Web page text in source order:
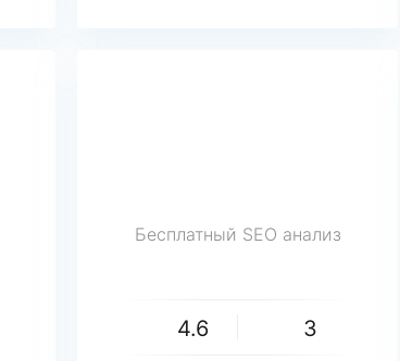
Бесплатный SEO анализ
4.6 3